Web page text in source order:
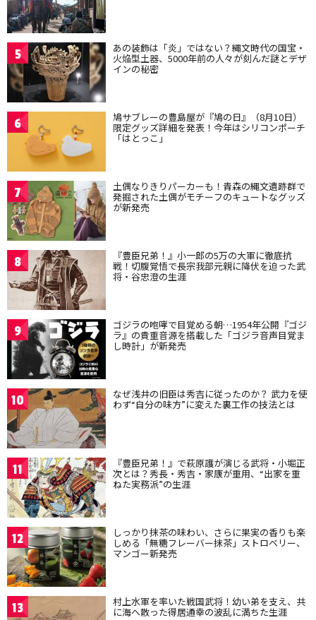
5 あの装飾は「炎」ではない？縄文時代の国宝・
火焔型土器、5000年前の人々が刻んだ謎とデザ
インの秘密
6 鳩サブレーの豊島屋が『鳩の日』（8月10日）
限定グッズ詳細を発表！今年はシリコンポーチ
「はとっこ」
7 土偶なりきりパーカーも！青森の縄文遺跡群で
発掘された土偶がモチーフのキュートなグッズ
が新発売
8 『豊臣兄弟！』小一郎の5万の大軍に徹底抗
戦！切腹覚悟で長宗我部元親に降伏を迫った武
将・谷忠澄の生涯
9 ゴジラの咆哮で目覚める朝…1954年公開『ゴジ
ラ』の貴重音源を搭載した「ゴジラ音声目覚ま
し時計」が新発売
10 なぜ浅井の旧臣は秀吉に従ったのか？ 武力を使
わず“自分の味方”に変えた裏工作の技法とは
11 『豊臣兄弟！』で萩原護が演じる武将・小堀正
次とは？秀長・秀吉・家康が重用、“出家を重
ねた実務派”の生涯
12 しっかり抹茶の味わい、さらに果実の香りも楽
しめる「無糖フレーバー抹茶」ストロベリー、
マンゴー新発売
13 村上水軍を率いた戦国武将！幼い弟を支え、共
に海へ散った得居通幸の波乱に満ちた生涯